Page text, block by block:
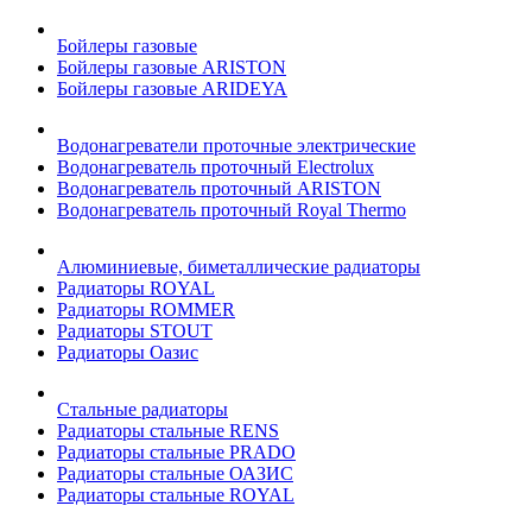
Бойлеры газовые
Бойлеры газовые ARISTON
Бойлеры газовые ARIDEYA
Водонагреватели проточные электрические
Водонагреватель проточный Electrolux
Водонагреватель проточный ARISTON
Водонагреватель проточный Royal Thermo
Алюминиевые, биметаллические радиаторы
Радиаторы ROYAL
Радиаторы ROMMER
Радиаторы STOUT
Радиаторы Оазис
Стальные радиаторы
Радиаторы стальные RENS
Радиаторы стальные PRADO
Радиаторы стальные ОАЗИС
Радиаторы стальные ROYAL